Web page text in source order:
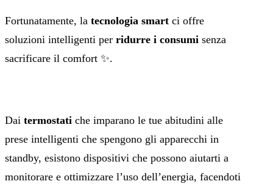
Fortunatamente, la tecnologia smart ci offre
soluzioni intelligenti per ridurre i consumi senza
sacrificare il comfort ✨.
Dai termostati che imparano le tue abitudini alle
prese intelligenti che spengono gli apparecchi in
standby, esistono dispositivi che possono aiutarti a
monitorare e ottimizzare l’uso dell’energia, facendoti